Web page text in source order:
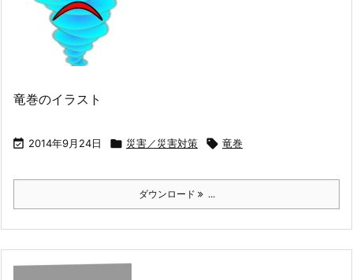
竜巻のイラスト
 2014年9月24日  災害／災害対策  竜巻
ダウンロード ...